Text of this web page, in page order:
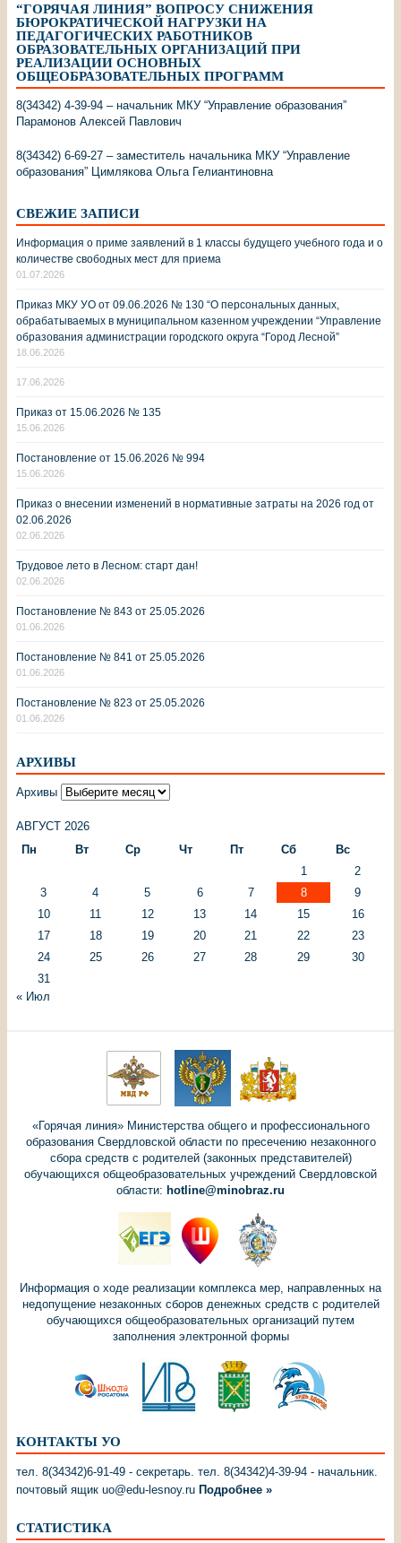
“ГОРЯЧАЯ ЛИНИЯ” ВОПРОСУ СНИЖЕНИЯ
БЮРОКРАТИЧЕСКОЙ НАГРУЗКИ НА
ПЕДАГОГИЧЕСКИХ РАБОТНИКОВ
ОБРАЗОВАТЕЛЬНЫХ ОРГАНИЗАЦИЙ ПРИ
РЕАЛИЗАЦИИ ОСНОВНЫХ
ОБЩЕОБРАЗОВАТЕЛЬНЫХ ПРОГРАММ
8(34342) 4-39-94 – начальник МКУ “Управление образования”
Парамонов Алексей Павлович
8(34342) 6-69-27 – заместитель начальника МКУ “Управление
образования” Цимлякова Ольга Гелиантиновна
СВЕЖИЕ ЗАПИСИ
Информация о приме заявлений в 1 классы будущего учебного года и о
количестве свободных мест для приема
01.07.2026
Приказ МКУ УО от 09.06.2026 № 130 “О персональных данных,
обрабатываемых в муниципальном казенном учреждении “Управление
образования администрации городского округа “Город Лесной”
18.06.2026
17.06.2026
Приказ от 15.06.2026 № 135
15.06.2026
Постановление от 15.06.2026 № 994
15.06.2026
Приказ о внесении изменений в нормативные затраты на 2026 год от
02.06.2026
02.06.2026
Трудовое лето в Лесном: старт дан!
02.06.2026
Постановление № 843 от 25.05.2026
01.06.2026
Постановление № 841 от 25.05.2026
01.06.2026
Постановление № 823 от 25.05.2026
01.06.2026
АРХИВЫ
Архивы
АВГУСТ 2026
Пн
Вт Ср Чт Пт Сб
Вс
1
2
3
4 5 6 7 8
9
10
11 12 13 14 15
16
17
18 19 20 21 22
23
24
25 26 27 28 29
30
31
« Июл
«Горячая линия» Министерства общего и профессионального
образования Свердловской области по пресечению незаконного
сбора средств с родителей (законных представителей)
обучающихся общеобразовательных учреждений Свердловской
области: hotline@minobraz.ru
Информация о ходе реализации комплекса мер, направленных на
недопущение незаконных сборов денежных средств с родителей
обучающихся общеобразовательных организаций путем
заполнения электронной формы
КОНТАКТЫ УО
тел. 8(34342)6-91-49 - секретарь. тел. 8(34342)4-39-94 - начальник.
почтовый ящик uo@edu-lesnoy.ru Подробнее »
СТАТИСТИКА